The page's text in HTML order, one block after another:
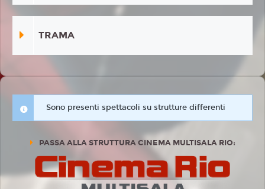
TRAMA
Sono presenti spettacoli su strutture differenti
PASSA ALLA STRUTTURA CINEMA MULTISALA RIO: